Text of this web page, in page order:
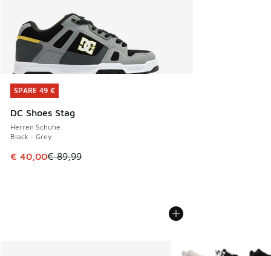
SPARE 49 €
DC Shoes Stag
Herren Schuhe
Black - Grey
Dieser Artikel ist im Sale. Der Preis ist von € 89,99 auf €
€ 40,00€ 89,99
SPARE 49 €
Weitere Farben